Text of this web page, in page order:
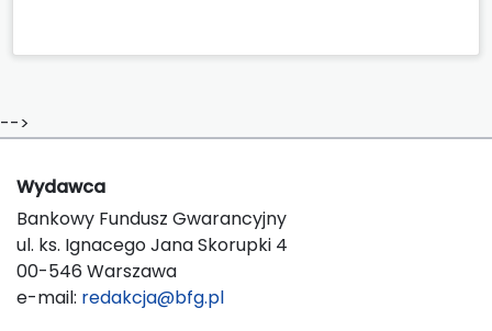
-->
Wydawca
Bankowy Fundusz Gwarancyjny
ul. ks. Ignacego Jana Skorupki 4
00-546 Warszawa
e-mail: redakcja@bfg.pl